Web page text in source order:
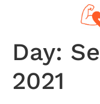
Day:
2021